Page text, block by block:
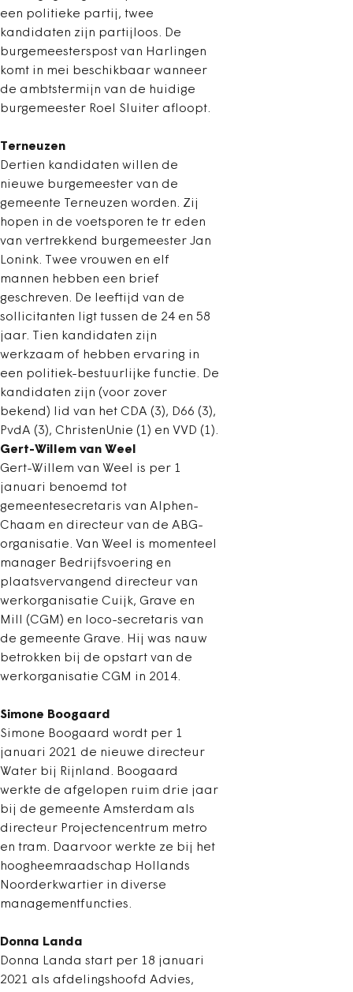
een politieke partij, twee
kandidaten zijn partijloos. De
burgemeesterspost van Harlingen
komt in mei beschikbaar wanneer
de ambtstermijn van de huidige
burgemeester Roel Sluiter afloopt.
Terneuzen
Dertien kandidaten willen de
nieuwe burgemeester van de
gemeente Terneuzen worden. Zij
hopen in de voetsporen te tr eden
van vertrekkend burgemeester Jan
Lonink. Twee vrouwen en elf
mannen hebben een brief
geschreven. De leeftijd van de
sollicitanten ligt tussen de 24 en 58
jaar. Tien kandidaten zijn
werkzaam of hebben ervaring in
een politiek-bestuurlijke functie. De
kandidaten zijn (voor zover
bekend) lid van het CDA (3), D66 (3),
PvdA (3), ChristenUnie (1) en VVD (1).
Gert-Willem van Weel
Gert-Willem van Weel is per 1
januari benoemd tot
gemeentesecretaris van Alphen-
Chaam en directeur van de ABG-
organisatie. Van Weel is momenteel
manager Bedrijfsvoering en
plaatsvervangend directeur van
werkorganisatie Cuijk, Grave en
Mill (CGM) en loco-secretaris van
de gemeente Grave. Hij was nauw
betrokken bij de opstart van de
werkorganisatie CGM in 2014.
Simone Boogaard
Simone Boogaard wordt per 1
januari 2021 de nieuwe directeur
Water bij Rijnland. Boogaard
werkte de afgelopen ruim drie jaar
bij de gemeente Amsterdam als
directeur Projectencentrum metro
en tram. Daarvoor werkte ze bij het
hoogheemraadschap Hollands
Noorderkwartier in diverse
managementfuncties.
Donna Landa
Donna Landa start per 18 januari
2021 als afdelingshoofd Advies,